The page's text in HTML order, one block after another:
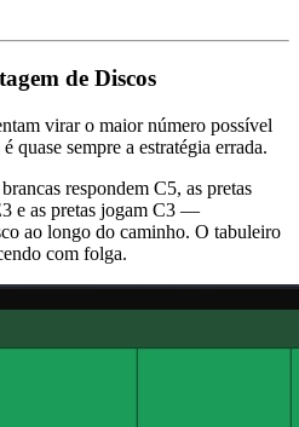
de Discos
virar o maior número possível
quase sempre a estratégia errada.
respondem C5, as pretas
e as pretas jogam C3 —
ao longo do caminho. O tabuleiro
com folga.